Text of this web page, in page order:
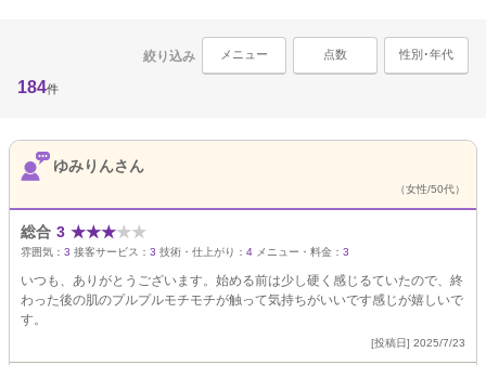
絞り込み メニュー 点数 性別･年代
184件
ゆみりんさん
（女性/50代）
総合 3 ★★★★★
雰囲気： 3 接客サービス： 3 技術・仕上がり： 4 メニュー・料金： 3
いつも、ありがとうございます。始める前は少し硬く感じるていたので、終
わった後の肌のプルプルモチモチが触って気持ちがいいです感じが嬉しいで
す。
[投稿日] 2025/7/23